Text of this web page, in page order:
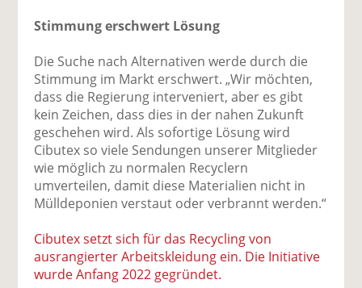
Stimmung erschwert Lösung
Die Suche nach Alternativen werde durch die
Stimmung im Markt erschwert. „Wir möchten,
dass die Regierung interveniert, aber es gibt
kein Zeichen, dass dies in der nahen Zukunft
geschehen wird. Als sofortige Lösung wird
Cibutex so viele Sendungen unserer Mitglieder
wie möglich zu normalen Recyclern
umverteilen, damit diese Materialien nicht in
Mülldeponien verstaut oder verbrannt werden.“
Cibutex setzt sich für das Recycling von
ausrangierter Arbeitskleidung ein. Die Initiative
wurde Anfang 2022 gegründet.